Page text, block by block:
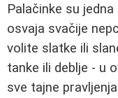
Palačinke su
osvaja svačije
volite slatke ili
tanke ili deblje - u
sve tajne